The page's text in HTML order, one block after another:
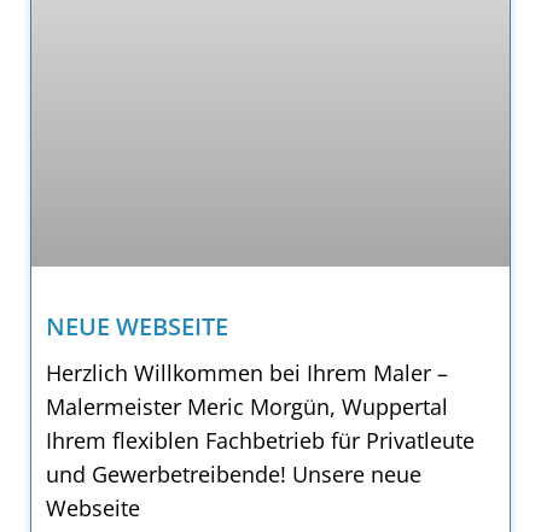
NEUE WEBSEITE
Herzlich Willkommen bei Ihrem Maler –
Malermeister Meric Morgün, Wuppertal
Ihrem flexiblen Fachbetrieb für Privatleute
und Gewerbetreibende! Unsere neue
Webseite